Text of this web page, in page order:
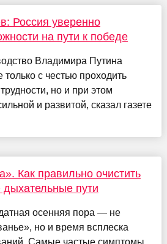
Россия уверенно
на пути к победе
Владимира Путина
только с честью проходить
но и при этом
и развитой, сказал газете
Как правильно очистить
пути
осенняя пора — не
но и время всплеска